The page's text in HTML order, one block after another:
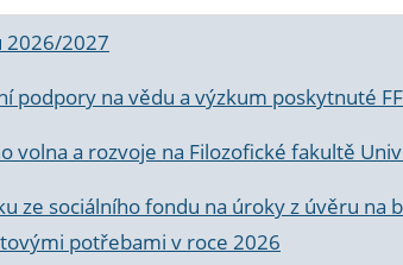
2026/2027
podpory na vědu a výzkum poskytnuté
volna a rozvoje na Filozofické fakultě
ze sociálního fondu na úroky z úvěru na
potřebami v roce 2026